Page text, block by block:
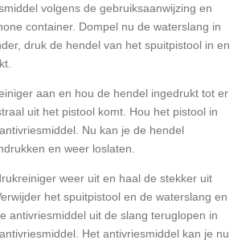
volgens de gebruiksaanwijzing en
container. Dompel nu de waterslang in
druk de hendel van het spuitpistool in en
aan en hou de hendel ingedrukt tot er
uit het pistool komt. Hou het pistool in
Nu kan je de hendel
en weer loslaten.
weer uit en haal de stekker uit
het spuitpistool en de waterslang en
antivriesmiddel uit de slang teruglopen in
Het antivriesmiddel kan je nu